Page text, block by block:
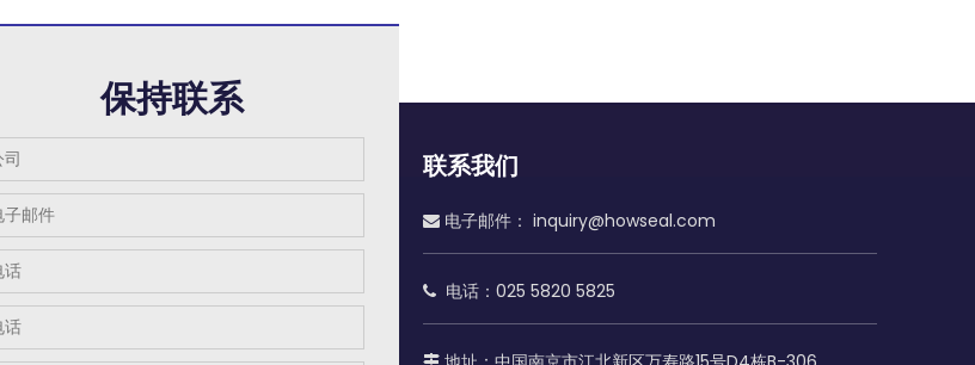
保持联系
联系我们
 电子邮件： inquiry@howseal.com
 电话：025 5820 5825